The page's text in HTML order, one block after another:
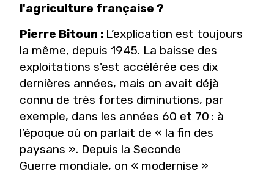
l'agriculture française ?
Pierre Bitoun : L’explication est toujours
la même, depuis 1945. La baisse des
exploitations s'est accélérée ces dix
dernières années, mais on avait déjà
connu de très fortes diminutions, par
exemple, dans les années 60 et 70 : à
l’époque où on parlait de « la fin des
paysans ». Depuis la Seconde
Guerre mondiale, on « modernise »